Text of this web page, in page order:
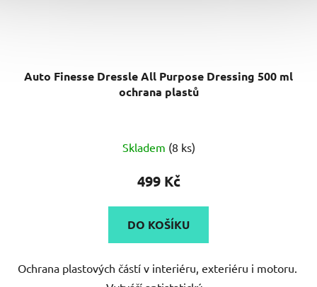
Auto Finesse Dressle All Purpose Dressing 500 ml
ochrana plastů
hodnocení
produktu
5,0
z
hvězdiček.
Skladem (8 ks)
499 Kč
DO KOŠÍKU
Ochrana plastových částí v interiéru, exteriéru i motoru.